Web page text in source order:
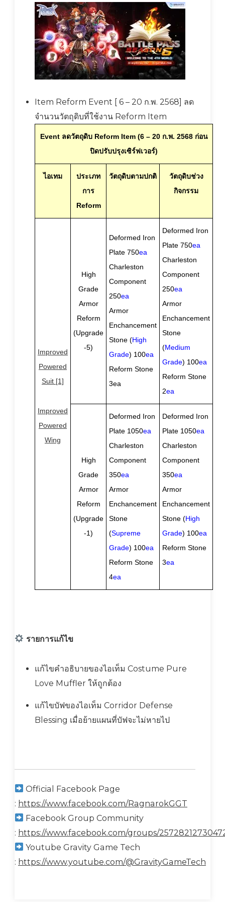
Item Reform Event [ 6 – 20 ก.พ. 2568] ลด
จำนวนวัตถุดิบที่ใช้งาน Reform Item
Event ลดวัตถุดิบ Reform Item (6 – 20 ก.พ. 2568 ก่อน
ปิดปรับปรุงเซิร์ฟเวอร์)
ไอเทม
ประเภท
การ
Reform
วัตถุดิบตามปกติ
วัตถุดิบช่วง
กิจกรรม
Improved
Powered
Suit [1]
Improved
Powered
Wing
High
Grade
Armor
Reform
(Upgrade
-5)
Deformed Iron
Plate 750ea
Charleston
Component
250ea
Armor
Enchancement
Stone (High
Grade) 100ea
Reform Stone
3ea
Deformed Iron
Plate 750ea
Charleston
Component
250ea
Armor
Enchancement
Stone
(Medium
Grade) 100ea
Reform Stone
2ea
High
Grade
Armor
Reform
(Upgrade
-1)
Deformed Iron
Plate 1050ea
Charleston
Component
350ea
Armor
Enchancement
Stone
(Supreme
Grade) 100ea
Reform Stone
4ea
Deformed Iron
Plate 1050ea
Charleston
Component
350ea
Armor
Enchancement
Stone (High
Grade) 100ea
Reform Stone
3ea
รายการแก้ไข
แก้ไขคำอธิบายของไอเท็ม Costume Pure
Love Muffler ให้ถูกต้อง
แก้ไขบัฟของไอเท็ม Corridor Defense
Blessing เมื่อย้ายแผนที่บัฟจะไม่หายไป
Official Facebook Page
: https://www.facebook.com/RagnarokGGT
Facebook Group Community
: https://www.facebook.com/groups/
Youtube Gravity Game Tech
: https://www.youtube.com/@GravityGameTech